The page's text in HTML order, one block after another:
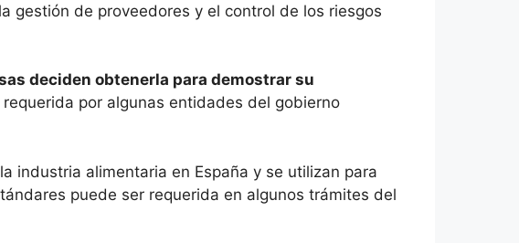
gestión de proveedores y el control de los riesgos
deciden obtenerla para demostrar su
por algunas entidades del gobierno
industria alimentaria en España y se utilizan para
puede ser requerida en algunos trámites del